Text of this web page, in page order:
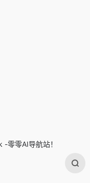
零AI导航站！